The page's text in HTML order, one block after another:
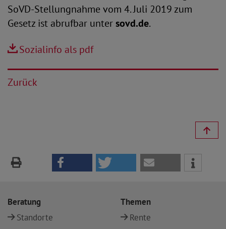
SoVD-Stellungnahme vom 4. Juli 2019 zum
Gesetz ist abrufbar untersovd.de.
Sozialinfo als pdf
Zurück
Beratung
Standorte
Themen
Rente